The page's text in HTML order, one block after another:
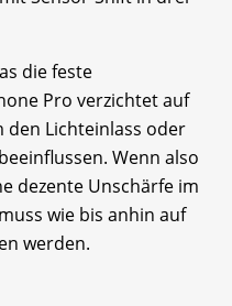
die feste
Pro verzichtet auf
den Lichteinlass oder
Wenn also
dezente Unschärfe im
wie bis anhin auf
werden.